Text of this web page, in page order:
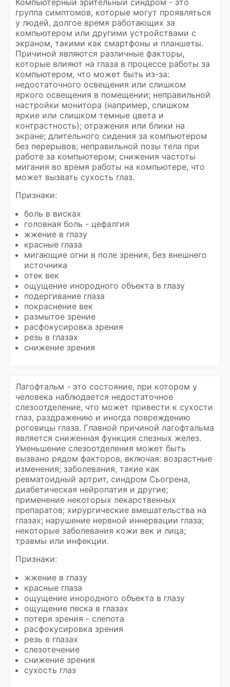
Компьютерный зрительный синдром - это
группа симптомов, которые могут проявляться
у людей, долгое время работающих за
компьютером или другими устройствами с
экраном, такими как смартфоны и планшеты.
Причиной являются различные факторы,
которые влияют на глаза в процессе работы за
компьютером, что может быть из-за:
недостаточного освещения или слишком
яркого освещения в помещении; неправильной
настройки монитора (например, слишком
яркие или слишком темные цвета и
контрастность); отражения или блики на
экране; длительного сидения за компьютером
без перерывов; неправильной позы тела при
работе за компьютером; снижения частоты
мигания во время работы на компьютере, что
может вызвать сухость глаз.
Признаки:
боль в висках
головная боль - цефалгия
жжение в глазу
красные глаза
мигающие огни в поле зрения, без внешнего
источника
отек век
ощущение инородного объекта в глазу
подергивание глаза
покраснение век
размытое зрение
расфокусировка зрения
резь в глазах
снижение зрения
Лагофтальм - это состояние, при котором у
человека наблюдается недостаточное
слезоотделение, что может привести к сухости
глаз, раздражению и иногда повреждению
роговицы глаза. Главной причиной лагофтальма
является сниженная функция слезных желез.
Уменьшение слезоотделения может быть
вызвано рядом факторов, включая: возрастные
изменения; заболевания, такие как
ревматоидный артрит, синдром Сьогрена,
диабетическая нейропатия и другие;
применение некоторых лекарственных
препаратов; хирургические вмешательства на
глазах; нарушение нервной иннервации глаза;
некоторые заболевания кожи век и лица;
травмы или инфекции.
Признаки:
жжение в глазу
красные глаза
ощущение инородного объекта в глазу
ощущение песка в глазах
потеря зрения - слепота
расфокусировка зрения
резь в глазах
слезотечение
снижение зрения
сухость глаз